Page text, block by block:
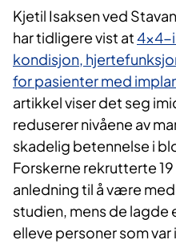
Kjetil Isaksen ved
har tidligere vist at4x4-
kondisjon,
for pasienter med
artikkel viser det seg
reduserer nivåene av
skadelig betennelse i
Forskerne rekrutterte
anledning til å være
studien, mens de lagde
elleve personer som